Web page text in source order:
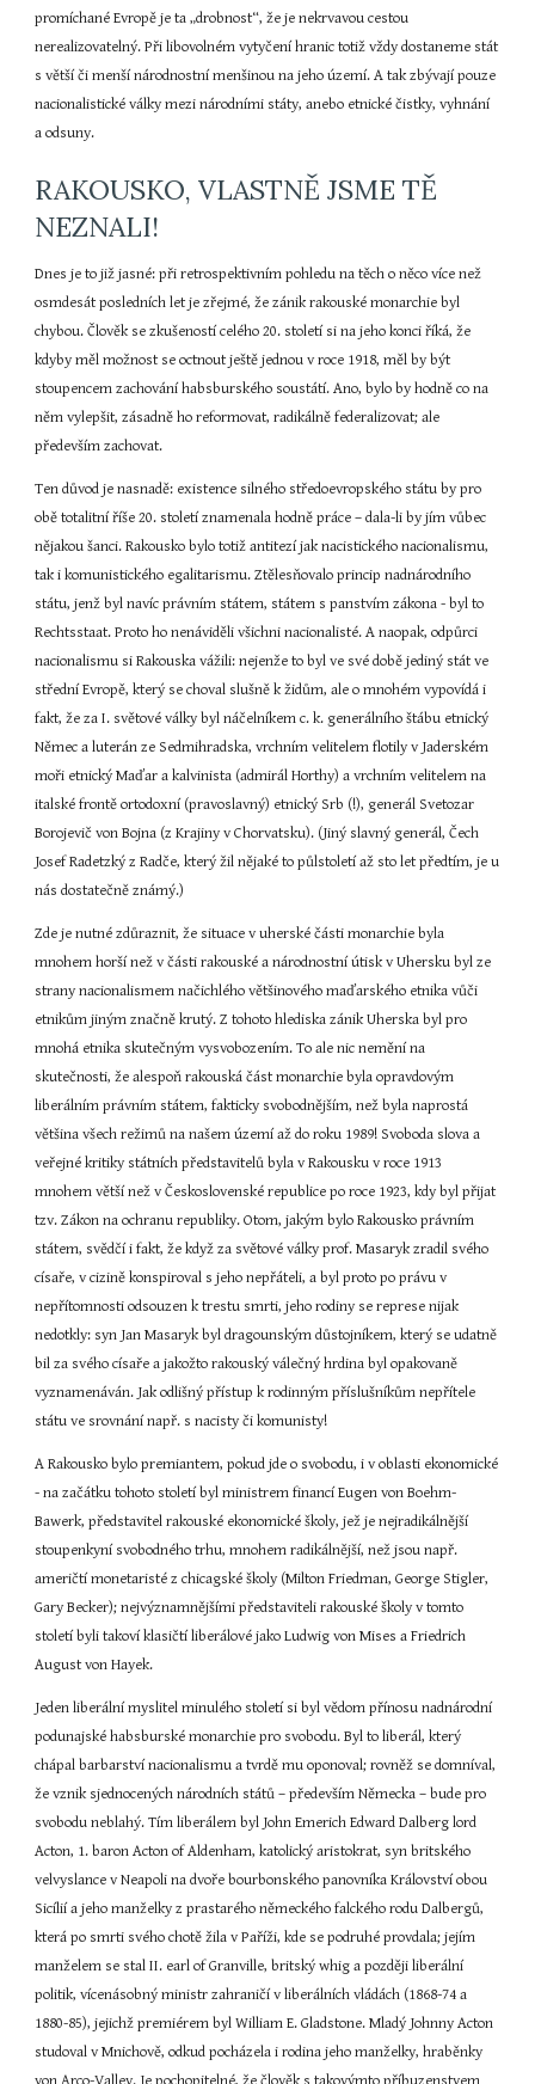
promíchané Evropě je ta „drobnost“, že je nekrvavou cestou
nerealizovatelný. Při libovolném vytyčení hranic totiž vždy dostaneme stát
s větší či menší národnostní menšinou na jeho území. A tak zbývají pouze
nacionalistické války mezi národními státy, anebo etnické čistky, vyhnání
a odsuny.
RAKOUSKO, VLASTNĚ JSME TĚ
NEZNALI!
Dnes je to již jasné: při retrospektivním pohledu na těch o něco více než
osmdesát posledních let je zřejmé, že zánik rakouské monarchie byl
chybou. Člověk se zkušeností celého 20. století si na jeho konci říká, že
kdyby měl možnost se octnout ještě jednou v roce 1918, měl by být
stoupencem zachování habsburského soustátí. Ano, bylo by hodně co na
něm vylepšit, zásadně ho reformovat, radikálně federalizovat; ale
především zachovat.
Ten důvod je nasnadě: existence silného středoevropského státu by pro
obě totalitní říše 20. století znamenala hodně práce – dala-li by jím vůbec
nějakou šanci. Rakousko bylo totiž antitezí jak nacistického nacionalismu,
tak i komunistického egalitarismu. Ztělesňovalo princip nadnárodního
státu, jenž byl navíc právním státem, státem s panstvím zákona - byl to
Rechtsstaat. Proto ho nenáviděli všichni nacionalisté. A naopak, odpůrci
nacionalismu si Rakouska vážili: nejenže to byl ve své době jediný stát ve
střední Evropě, který se choval slušně k židům, ale o mnohém vypovídá i
fakt, že za I. světové války byl náčelníkem c. k. generálního štábu etnický
Němec a luterán ze Sedmihradska, vrchním velitelem flotily v Jaderském
moři etnický Maďar a kalvinista (admirál Horthy) a vrchním velitelem na
italské frontě ortodoxní (pravoslavný) etnický Srb (!), generál Svetozar
Borojevič von Bojna (z Krajiny v Chorvatsku). (Jiný slavný generál, Čech
Josef Radetzký z Radče, který žil nějaké to půlstoletí až sto let předtím, je u
nás dostatečně známý.)
Zde je nutné zdůraznit, že situace v uherské části monarchie byla
mnohem horší než v části rakouské a národnostní útisk v Uhersku byl ze
strany nacionalismem načichlého většinového maďarského etnika vůči
etnikům jiným značně krutý. Z tohoto hlediska zánik Uherska byl pro
mnohá etnika skutečným vysvobozením. To ale nic nemění na
skutečnosti, že alespoň rakouská část monarchie byla opravdovým
liberálním právním státem, fakticky svobodnějším, než byla naprostá
většina všech režimů na našem území až do roku 1989! Svoboda slova a
veřejné kritiky státních představitelů byla v Rakousku v roce 1913
mnohem větší než v Československé republice po roce 1923, kdy byl přijat
tzv. Zákon na ochranu republiky. Otom, jakým bylo Rakousko právním
státem, svědčí i fakt, že když za světové války prof. Masaryk zradil svého
císaře, v cizině konspiroval s jeho nepřáteli, a byl proto po právu v
nepřítomnosti odsouzen k trestu smrti, jeho rodiny se represe nijak
nedotkly: syn Jan Masaryk byl dragounským důstojníkem, který se udatně
bil za svého císaře a jakožto rakouský válečný hrdina byl opakovaně
vyznamenáván. Jak odlišný přístup k rodinným příslušníkům nepřítele
státu ve srovnání např. s nacisty či komunisty!
A Rakousko bylo premiantem, pokud jde o svobodu, i v oblasti ekonomické
- na začátku tohoto století byl ministrem financí Eugen von Boehm-
Bawerk, představitel rakouské ekonomické školy, jež je nejradikálnější
stoupenkyní svobodného trhu, mnohem radikálnější, než jsou např.
američtí monetaristé z chicagské školy (Milton Friedman, George Stigler,
Gary Becker); nejvýznamnějšími představiteli rakouské školy v tomto
století byli takoví klasičtí liberálové jako Ludwig von Mises a Friedrich
August von Hayek.
Jeden liberální myslitel minulého století si byl vědom přínosu nadnárodní
podunajské habsburské monarchie pro svobodu. Byl to liberál, který
chápal barbarství nacionalismu a tvrdě mu oponoval; rovněž se domníval,
že vznik sjednocených národních států – především Německa – bude pro
svobodu neblahý. Tím liberálem byl John Emerich Edward Dalberg lord
Acton, 1. baron Acton of Aldenham, katolický aristokrat, syn britského
velvyslance v Neapoli na dvoře bourbonského panovníka Království obou
Sicílií a jeho manželky z prastarého německého falckého rodu Dalbergů,
která po smrti svého chotě žila v Paříži, kde se podruhé provdala; jejím
manželem se stal II. earl of Granville, britský whig a později liberální
politik, vícenásobný ministr zahraničí v liberálních vládách (1868-74 a
1880-85), jejichž premiérem byl William E. Gladstone. Mladý Johnny Acton
studoval v Mnichově, odkud pocházela i rodina jeho manželky, hraběnky